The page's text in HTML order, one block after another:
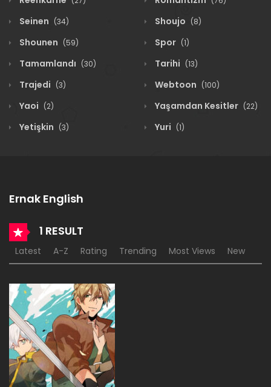
Seinen (34) Shoujo (8)
Shounen (59) Spor (1)
Tamamlandı (30) Tarihi (13)
Trajedi (3) Webtoon (100)
Yaoi (2) Yaşamdan Kesitler (22)
Yetişkin (3) Yuri (1)
Ernak English
1 RESULT
Latest A-Z Rating Trending Most Views New